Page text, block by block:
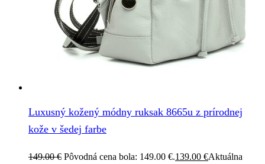
Luxusný kožený módny ruksak 8665u z prírodnej
kože v šedej farbe
149.00€ Pôvodná cena bola: 149.00 €.139.00 €Aktuálna